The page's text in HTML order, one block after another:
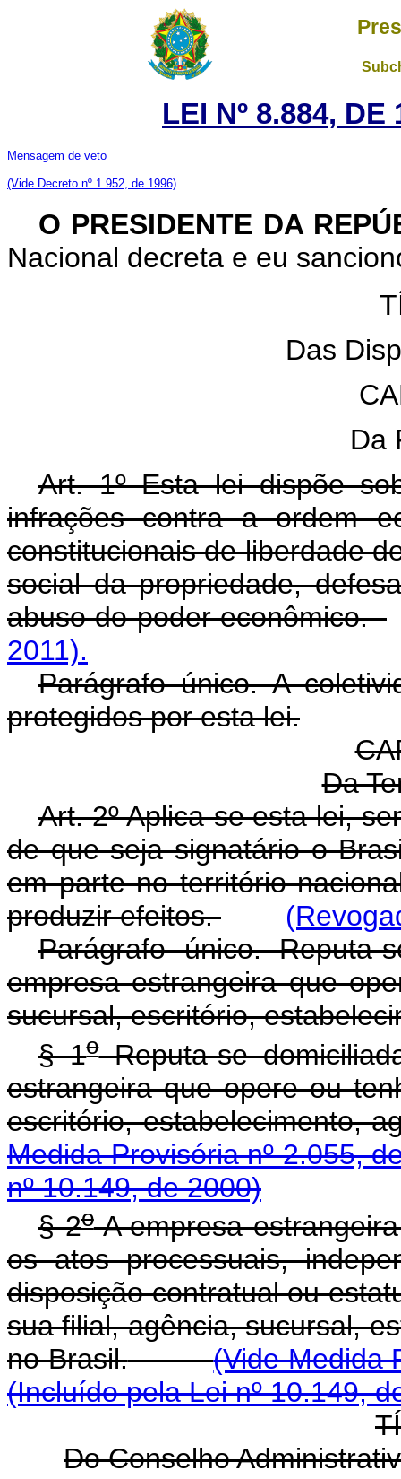
LEI Nº 8.884, DE
Mensagem de veto
(Vide Decreto nº 1.952, de 1996)
O PRESIDENTE DA
Nacional decreta e eu
Das
Da
Art. 1º Esta lei dispõe
infrações contra a ordem
constitucionais de liberdade
social da propriedade,
abuso do poder econômico.
2011).
Parágrafo único. A
protegidos por esta lei.
Da
Art. 2º Aplica-se esta lei,
de que seja signatário o
em parte no território
produzir efeitos.
Parágrafo único.
empresa estrangeira que
sucursal, escritório,
§ 1oReputa-se
estrangeira que opere ou
escritório, estabelecimento,
Medida Provisória nº 2.055,
nº 10.149, de 2000)
§ 2oA empresa
os atos processuais,
disposição contratual ou
sua filial, agência, sucursal,
no Brasil.
(Vide Medida
(Incluído pela Lei nº 10.149,
Do Conselho